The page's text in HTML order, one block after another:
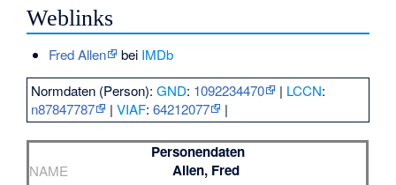
Weblinks
Fred Allen bei IMDb
Normdaten (Person):GND: 1092234470 | LCCN:
n87847787
|VIAF:64212077 |
Personendaten
NAME Allen, Fred